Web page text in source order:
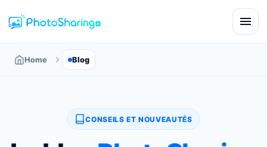
Home Blog
CONSEILS ET NOUVEAUTÉS